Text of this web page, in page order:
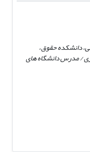
دانشکده حقوق،
/ مدرس دانشگاه های